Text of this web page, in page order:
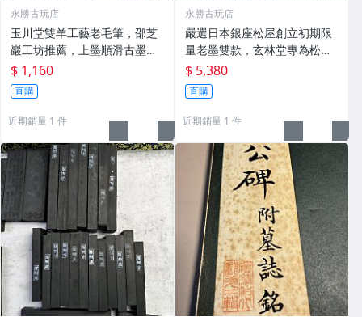
永勝古玩店
玉川堂雙羊工藝老毛筆，邵芝
巖工坊推薦，上墨順滑古墨專
用 老墨 冬青 老筆
$ 1,160
直購
近期銷量 1 件
永勝古玩店
嚴選日本銀座松屋創立初期限
量老墨雙款，玄林堂專為松屋
打造，重量22.5g，適合收藏
及品味民國時期古雅文化 文房
用具 民國古墨 收藏文玩
$ 5,380
直購
近期銷量 1 件